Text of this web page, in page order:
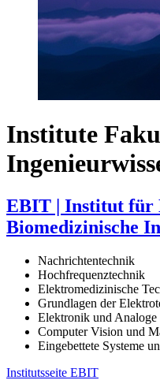
Institute
EBIT | Institut für
Biomedizinische
Nachrichtentechnik
Hochfrequenztechnik
Elektromedizinische
Grundlagen der
Elektronik und Analoge
Computer Vision und
Eingebettete Systeme
Institutsseite EBIT